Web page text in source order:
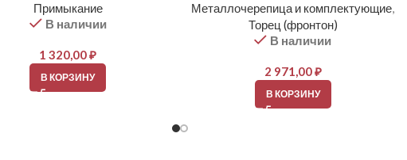
Примыкание
В наличии
1 320,00₽
В КОРЗИНУ
Металлочерепица и комплектующие,
Торец (фронтон)
В наличии
2 971,00₽
В КОРЗИНУ